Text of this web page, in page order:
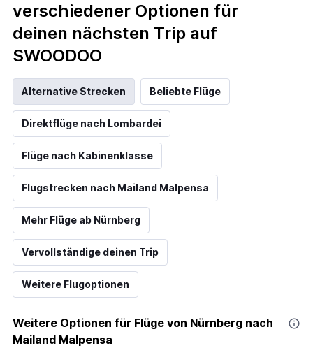
verschiedener Optionen für
deinen nächsten Trip auf
SWOODOO
Alternative Strecken Beliebte Flüge
Direktflüge nach Lombardei
Flüge nach Kabinenklasse
Flugstrecken nach Mailand Malpensa
Mehr Flüge ab Nürnberg
Vervollständige deinen Trip
Weitere Flugoptionen
Weitere Optionen für Flüge von Nürnberg nach
Mailand Malpensa